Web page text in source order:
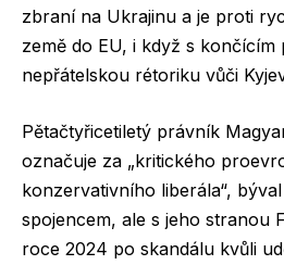
zbraní na Ukrajinu a je proti
země do EU, i když s končícím
nepřátelskou rétoriku vůči
Pětačtyřicetiletý právník
označuje za „kritického
konzervativního liberála“,
spojencem, ale s jeho stranou
roce 2024 po skandálu kvůli